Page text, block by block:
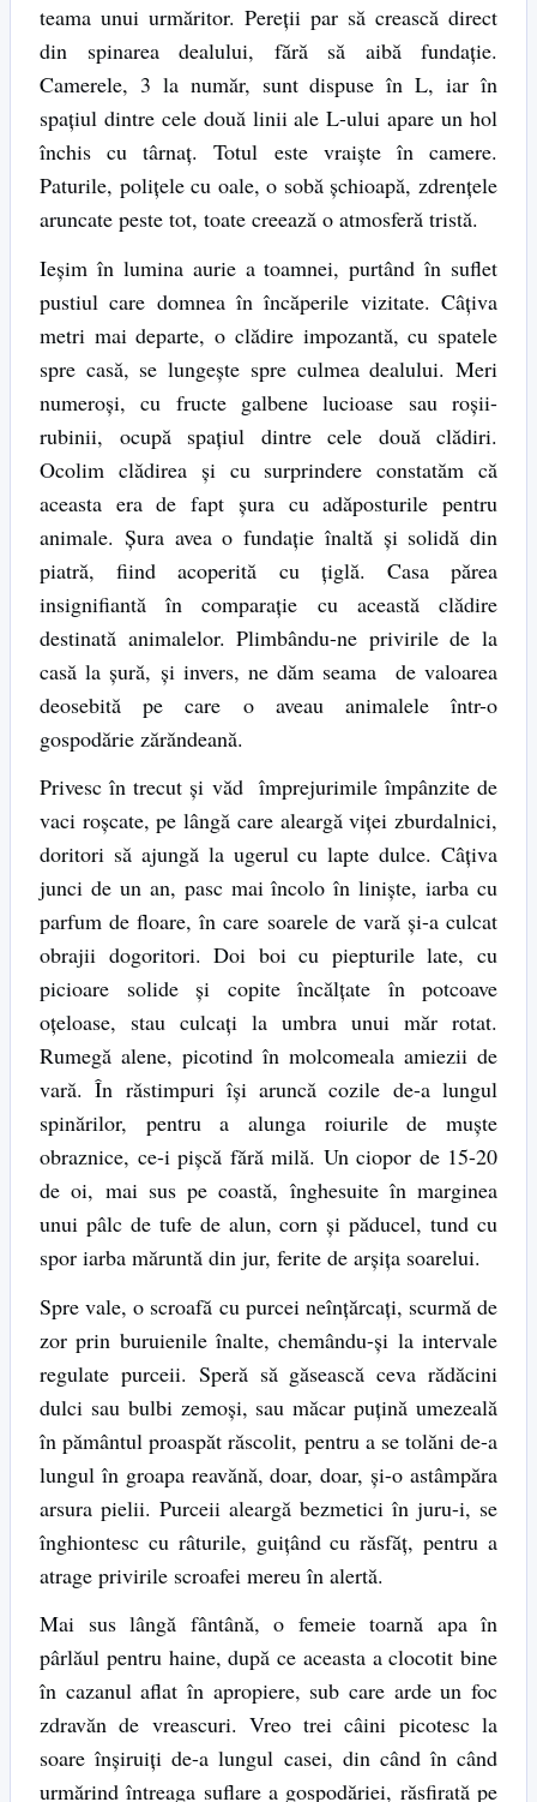
teama unui urmăritor. Pereţii par să crească direct
din spinarea dealului, fără să aibă fundaţie.
Camerele, 3 la număr, sunt dispuse în L, iar în
spaţiul dintre cele două linii ale L-ului apare un hol
închis cu târnaţ. Totul este vraişte în camere.
Paturile, poliţele cu oale, o sobă şchioapă, zdrenţele
aruncate peste tot, toate creează o atmosferă tristă.
Ieşim în lumina aurie a toamnei, purtând în suflet
pustiul care domnea în încăperile vizitate. Câţiva
metri mai departe, o clădire impozantă, cu spatele
spre casă, se lungeşte spre culmea dealului. Meri
numeroşi, cu fructe galbene lucioase sau roşii-
rubinii, ocupă spaţiul dintre cele două clădiri.
Ocolim clădirea şi cu surprindere constatăm că
aceasta era de fapt şura cu adăposturile pentru
animale. Şura avea o fundaţie înaltă şi solidă din
piatră, fiind acoperită cu ţiglă. Casa părea
insignifiantă în comparaţie cu această clădire
destinată animalelor. Plimbându-ne privirile de la
casă la şură, şi invers, ne dăm seama de valoarea
deosebită pe care o aveau animalele într-o
gospodărie zărăndeană.
Privesc în trecut şi văd împrejurimile împânzite de
vaci roşcate, pe lângă care aleargă viţei zburdalnici,
doritori să ajungă la ugerul cu lapte dulce. Câţiva
junci de un an, pasc mai încolo în linişte, iarba cu
parfum de floare, în care soarele de vară şi-a culcat
obrajii dogoritori. Doi boi cu piepturile late, cu
picioare solide şi copite încălţate în potcoave
oţeloase, stau culcaţi la umbra unui măr rotat.
Rumegă alene, picotind în molcomeala amiezii de
vară. În răstimpuri îşi aruncă cozile de-a lungul
spinărilor, pentru a alunga roiurile de muşte
obraznice, ce-i pişcă fără milă. Un ciopor de 15-20
de oi, mai sus pe coastă, înghesuite în marginea
unui pâlc de tufe de alun, corn şi păducel, tund cu
spor iarba măruntă din jur, ferite de arşiţa soarelui.
Spre vale, o scroafă cu purcei neînţărcaţi, scurmă de
zor prin buruienile înalte, chemându-şi la intervale
regulate purceii. Speră să găsească ceva rădăcini
dulci sau bulbi zemoşi, sau măcar puţină umezeală
în pământul proaspăt răscolit, pentru a se tolăni de-a
lungul în groapa reavănă, doar, doar, şi-o astâmpăra
arsura pielii. Purceii aleargă bezmetici în juru-i, se
înghiontesc cu râturile, guiţând cu răsfăţ, pentru a
atrage privirile scroafei mereu în alertă.
Mai sus lângă fântână, o femeie toarnă apa în
pârlăul pentru haine, după ce aceasta a clocotit bine
în cazanul aflat în apropiere, sub care arde un foc
zdravăn de vreascuri. Vreo trei câini picotesc la
soare înşiruiţi de-a lungul casei, din când în când
urmărind întreaga suflare a gospodăriei, răsfirată pe